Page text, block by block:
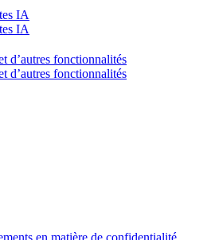
IA
IA
d’autres fonctionnalités
d’autres fonctionnalités